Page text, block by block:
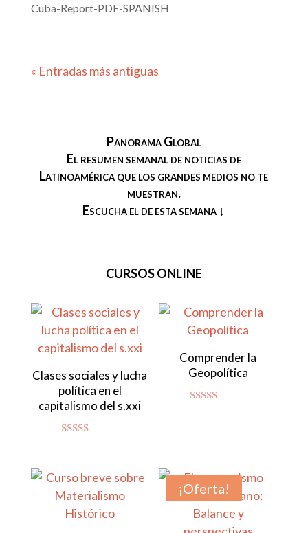
Cuba-Report-PDF-SPANISH
« Entradas más antiguas
Panorama Global
El resumen semanal de noticias de
Latinoamérica que los grandes medios no te
muestran.
Escucha el de esta semana ↓
CURSOS ONLINE
Clases sociales y lucha
política en el
capitalismo del s.xxi
Comprender la
Geopolítica
¡Oferta!